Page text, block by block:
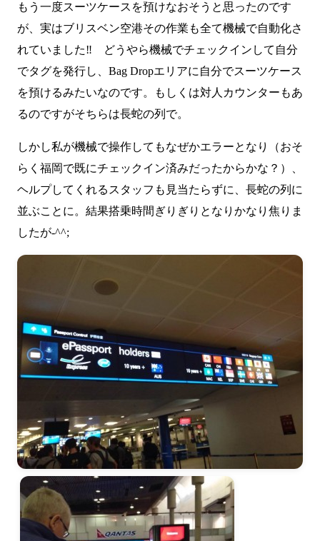
もう一度スーツケースを預けなおそうと思ったのです
が、実はブリスベン空港その作業も全て機械で自動化さ
れていました‼ どうやら機械でチェックインして自分
でタグを発行し、Bag Dropエリアに自分でスーツケース
を預けるみたいなのです。もしくは対人カウンターもあ
るのですがそちらは長蛇の列で。
しかし私が機械で操作してもなぜかエラーとなり（おそ
らく福岡で既にチェックイン済みだったからかな？）、
ヘルプしてくれるスタッフも見当たらずに、長蛇の列に
並ぶことに。結果搭乗時間ぎりぎりとなりかなり焦りま
したが-^^;